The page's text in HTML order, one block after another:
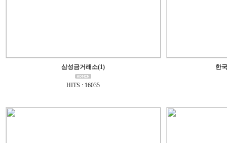
삼성금거래소(1)
HITS : 16035
한